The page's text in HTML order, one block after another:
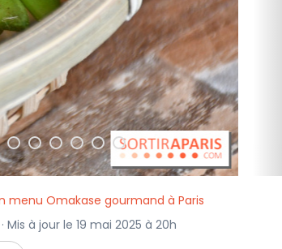
menu Omakase gourmand à Paris
Mis à jour le 19 mai 2025 à 20h